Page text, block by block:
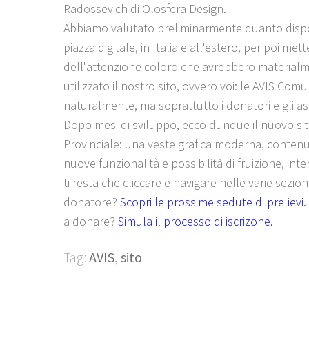
Radossevich di Olosfera Design.
Abbiamo valutato preliminarmente quanto
piazza digitale, in Italia e all'estero, per poi
dell'attenzione coloro che avrebbero
utilizzato il nostro sito, ovvero voi: le AVIS
naturalmente, ma soprattutto i donatori e gli
Dopo mesi di sviluppo, ecco dunque il nuovo
Provinciale: una veste grafica moderna,
nuove funzionalità e possibilità di fruizione,
ti resta che cliccare e navigare nelle varie
donatore? Scopri le prossime sedute di prelievi.
a donare? Simula il processo di iscrizone.
Tag: AVIS, sito